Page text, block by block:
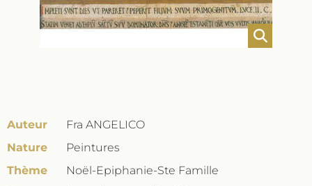
Auteur
Fra ANGELICO
Nature
Peintures
Thème
Noël-Epiphanie-Ste Famille